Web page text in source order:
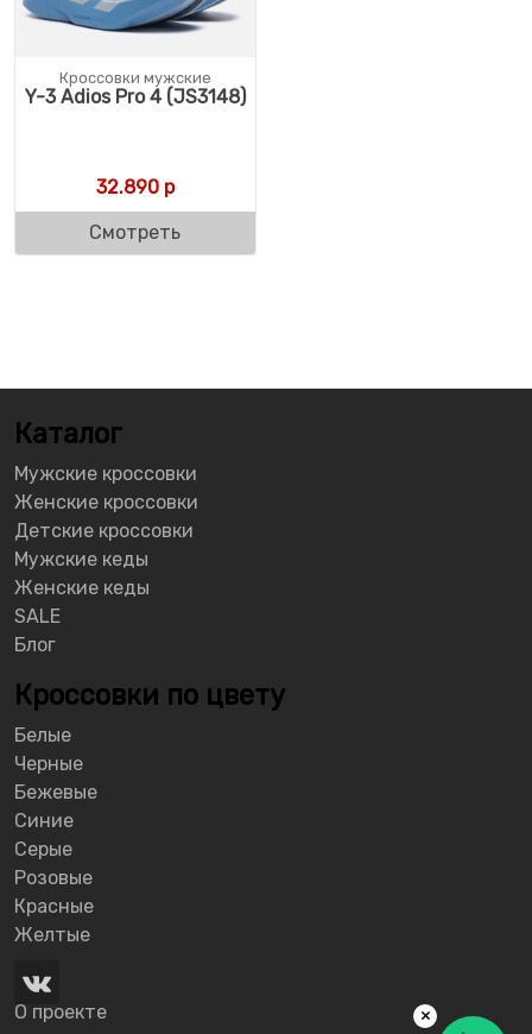
Кроссовки мужские
Y-3 Adios Pro 4 (JS3148)
32.890р
Смотреть
Каталог
Мужские кроссовки
Женские кроссовки
Детские кроссовки
Мужские кеды
Женские кеды
SALE
Блог
Кроссовки по цвету
Белые
Черные
Бежевые
Синие
Серые
Розовые
Красные
Желтые
О проекте ×